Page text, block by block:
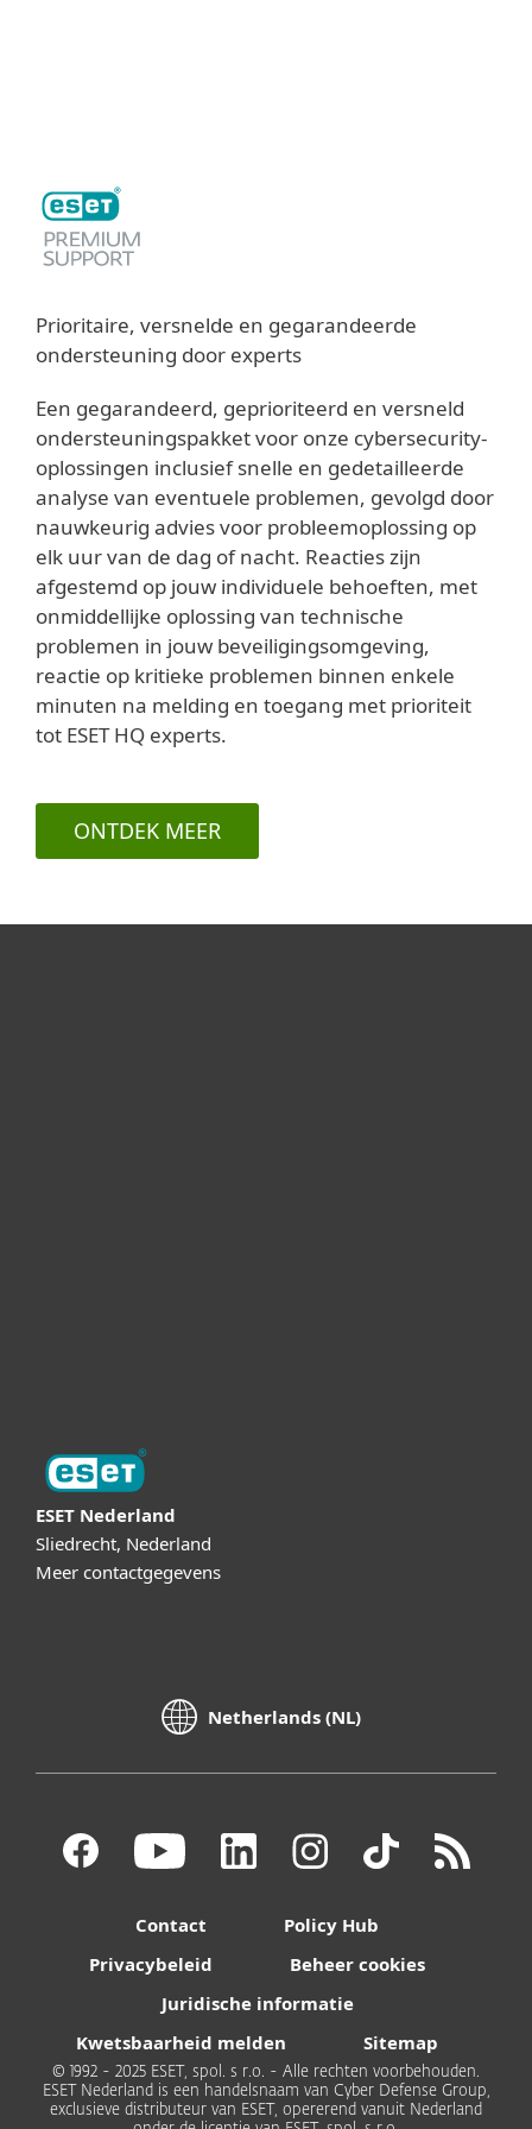
Prioritaire, versnelde en gegarandeerde
ondersteuning door experts
Een gegarandeerd, geprioriteerd en versneld
ondersteuningspakket voor onze cybersecurity-
oplossingen inclusief snelle en gedetailleerde
analyse van eventuele problemen, gevolgd door
nauwkeurig advies voor probleemoplossing op
elk uur van de dag of nacht. Reacties zijn
afgestemd op jouw individuele behoeften, met
onmiddellijke oplossing van technische
problemen in jouw beveiligingsomgeving,
reactie op kritieke problemen binnen enkele
minuten na melding en toegang met prioriteit
tot ESET HQ experts.
ONTDEK MEER
ESET Nederland
Sliedrecht, Nederland
Meer contactgegevens
Netherlands (NL)
Contact
Policy Hub
Privacybeleid
Beheer cookies
Juridische informatie
Kwetsbaarheid melden
Sitemap
© 1992 - 2025 ESET, spol. s r.o. - Alle rechten voorbehouden.
ESET Nederland is een handelsnaam van Cyber Defense Group,
exclusieve distributeur van ESET, opererend vanuit Nederland